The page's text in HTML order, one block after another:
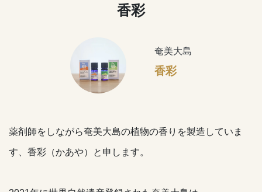
香彩
奄美大島
香彩
薬剤師をしながら奄美大島の植物の香りを製造していま
す、香彩（かあや）と申します。